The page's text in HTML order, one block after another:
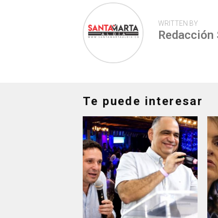
WRITTEN BY
Redacción
Te puede interesar